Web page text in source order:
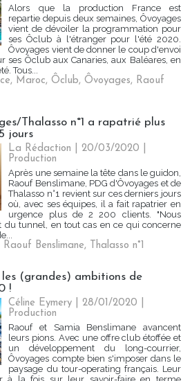
Alors que la production France est
repartie depuis deux semaines, Ôvoyages
vient de dévoiler la programmation pour
ses Ôclub à l'étranger pour l'été 2020.
Ôvoyages vient de donner le coup d'envoi
ses Ôclub aux Canaries, aux Baléares, en
Tous...
, Maroc, Ôclub, Ôvoyages, Raouf
Thalasso n°1 a rapatrié plus
jours
La Rédaction | 20/03/2020
Production
Après une semaine la tête dans le guidon,
Raouf Benslimane, PDG d'Ôvoyages et de
Thalasso n°1 revient sur ces derniers jours
où, avec ses équipes, il a fait rapatrier en
urgence plus de 2 200 clients. "Nous
du tunnel, en tout cas en ce qui concerne
Raouf Benslimane, Thalasso n°1
les (grandes) ambitions de
!
Céline Eymery | 28/01/2020
Production
Raouf et Samia Benslimane avancent
leurs pions. Avec une offre club étoffée et
un développement du long-courrier,
Ôvoyages compte bien s'imposer dans le
paysage du tour-operating français. Leur